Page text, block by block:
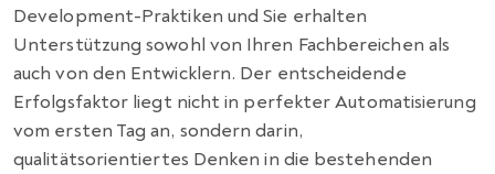
Development-Praktiken und Sie erhalten
Unterstützung sowohl von Ihren Fachbereichen als
auch von den Entwicklern. Der entscheidende
Erfolgsfaktor liegt nicht in perfekter Automatisierung
vom ersten Tag an, sondern darin,
qualitätsorientiertes Denken in die bestehenden